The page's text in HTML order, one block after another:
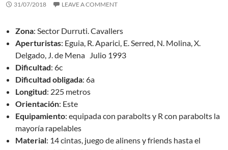
31/07/2018 LEAVE A COMMENT
Zona: Sector Durruti. Cavallers
Aperturistas: Eguia, R. Aparici, E. Serred, N. Molina, X.
Delgado, J. de Mena Julio 1993
Dificultad: 6c
Dificultad obligada: 6a
Longitud: 225 metros
Orientación: Este
Equipamiento: equipada con parabolts y R con parabolts la
mayoría rapelables
Material: 14 cintas, juego de alinens y friends hasta el